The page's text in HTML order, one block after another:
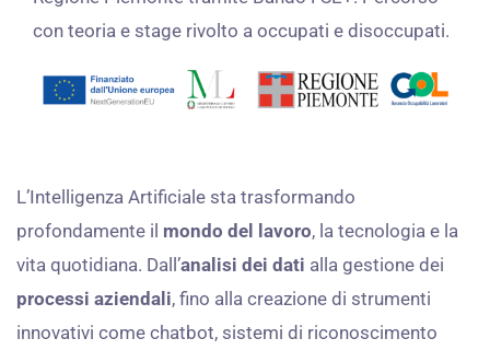
con teoria e stage rivolto a occupati e disoccupati.
L’Intelligenza Artificiale sta trasformando
profondamente il mondo del lavoro, la tecnologia e la
vita quotidiana. Dall’analisi dei dati alla gestione dei
processi aziendali, fino alla creazione di strumenti
innovativi come chatbot, sistemi di riconoscimento